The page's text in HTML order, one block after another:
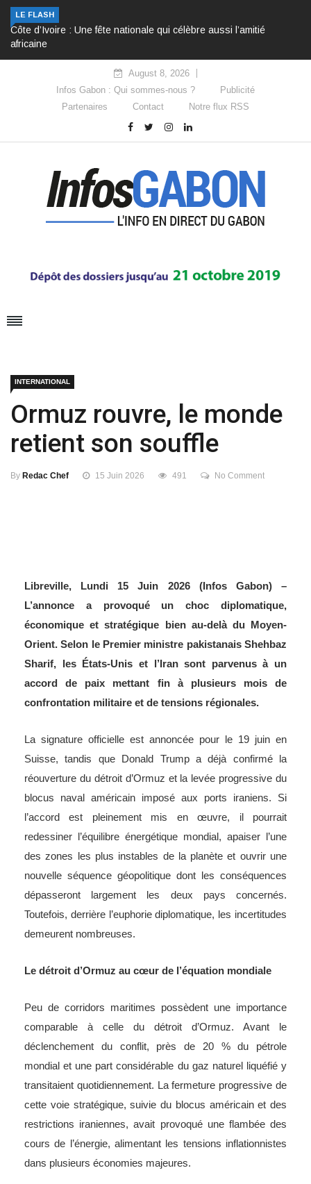
LE FLASH
Côte d’Ivoire : Une fête nationale qui célèbre aussi l’amitié
africaine
August 8, 2026
Infos Gabon : Qui sommes-nous ?
Publicité
Partenaires
Contact Notre flux RSS
INTERNATIONAL
Ormuz rouvre, le monde
retient son souffle
By Redac Chef 15 Juin 2026 491 No Comment
Libreville, Lundi 15 Juin 2026 (Infos Gabon) –
L’annonce a provoqué un choc diplomatique,
économique et stratégique bien au-delà du Moyen-
Orient. Selon le Premier ministre pakistanais Shehbaz
Sharif, les États-Unis et l’Iran sont parvenus à un
accord de paix mettant fin à plusieurs mois de
confrontation militaire et de tensions régionales.
La signature officielle est annoncée pour le 19 juin en
Suisse, tandis que Donald Trump a déjà confirmé la
réouverture du détroit d’Ormuz et la levée progressive du
blocus naval américain imposé aux ports iraniens. Si
l’accord est pleinement mis en œuvre, il pourrait
redessiner l’équilibre énergétique mondial, apaiser l’une
des zones les plus instables de la planète et ouvrir une
nouvelle séquence géopolitique dont les conséquences
dépasseront largement les deux pays concernés.
Toutefois, derrière l’euphorie diplomatique, les incertitudes
demeurent nombreuses.
Le détroit d’Ormuz au cœur de l’équation mondiale
Peu de corridors maritimes possèdent une importance
comparable à celle du détroit d’Ormuz. Avant le
déclenchement du conflit, près de 20 % du pétrole
mondial et une part considérable du gaz naturel liquéfié y
transitaient quotidiennement. La fermeture progressive de
cette voie stratégique, suivie du blocus américain et des
restrictions iraniennes, avait provoqué une flambée des
cours de l’énergie, alimentant les tensions inflationnistes
dans plusieurs économies majeures.